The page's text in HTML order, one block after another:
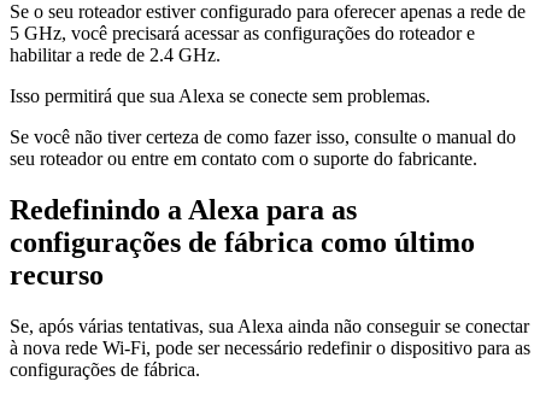
Se o seu roteador estiver configurado para oferecer apenas a rede de
5 GHz, você precisará acessar as configurações do roteador e
habilitar a rede de 2.4 GHz.
Isso permitirá que sua Alexa se conecte sem problemas.
Se você não tiver certeza de como fazer isso, consulte o manual do
seu roteador ou entre em contato com o suporte do fabricante.
Redefinindo a Alexa para as
configurações de fábrica como último
recurso
Se, após várias tentativas, sua Alexa ainda não conseguir se conectar
à nova rede Wi-Fi, pode ser necessário redefinir o dispositivo para as
configurações de fábrica.